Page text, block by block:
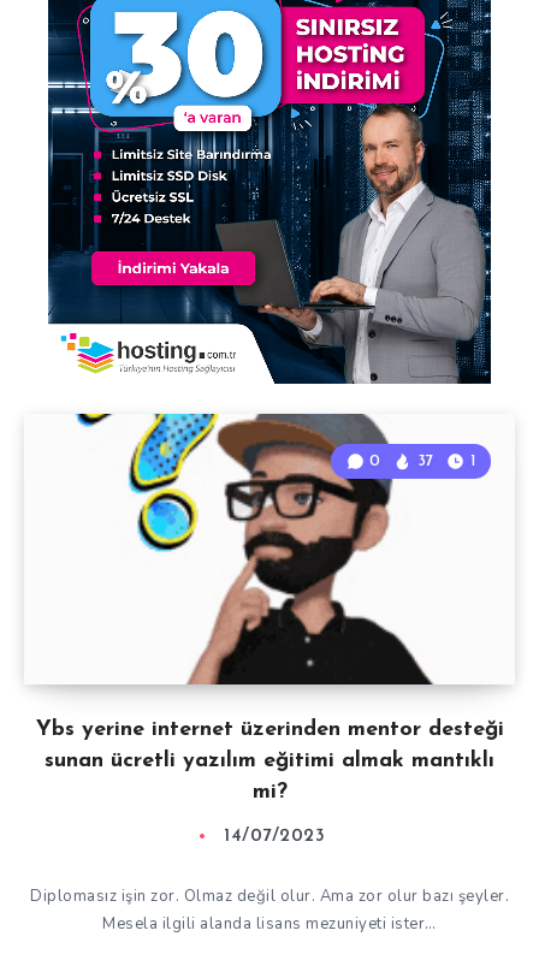
Ybs yerine internet üzerinden mentor desteği
sunan ücretli yazılım eğitimi almak mantıklı
mi?
0 37 1
14/07/2023
Diplomasız işin zor. Olmaz değil olur. Ama zor olur bazı şeyler.
Mesela ilgili alanda lisans mezuniyeti ister…